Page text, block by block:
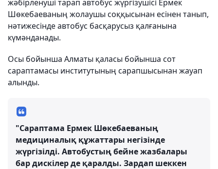
жәбірленуші тарап автобус жүргізушісі Ермек
Шөкебаеваның жолаушы соққысынан есінен танып,
нәтижесінде автобус басқарусыз қалғанына
күмәнданады.
Осы бойынша Алматы қаласы бойынша сот
сараптамасы институтының сарапшысынан жауап
алынды.
"Сараптама Ермек Шөкебаеваның
медициналық құжаттары негізінде
жүргізілді. Автобустың бейне жазбалары
бар дискілер де қаралды. Зардап шеккен